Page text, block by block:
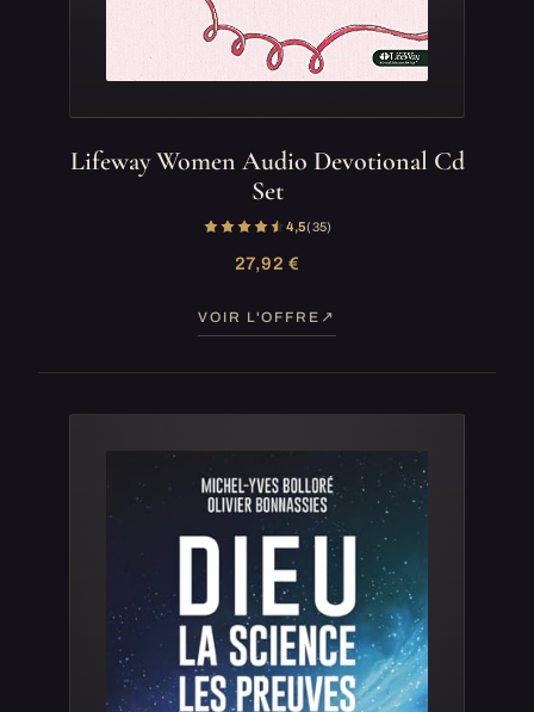
Lifeway Women Audio Devotional Cd
Set
4,5(35)
27,92 €
VOIR L'OFFRE